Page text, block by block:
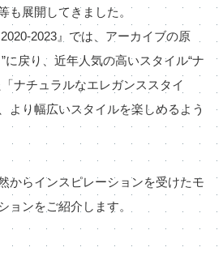
も展開してきました。
2023』では、アーカイブの原
に戻り、近年人気の高いスタイル“ナ
ナチュラルなエレガンススタイ
より幅広いスタイルを楽しめるよう
からインスピレーションを受けたモ
ョンをご紹介します。